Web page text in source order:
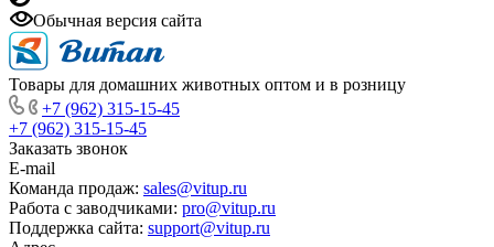
Обычная версия сайта
Товары для домашних животных оптом и в розницу
+7 (962) 315-15-45
+7 (962) 315-15-45
Заказать звонок
E-mail
Команда продаж: sales@vitup.ru
Работа с заводчиками: pro@vitup.ru
Поддержка сайта: support@vitup.ru